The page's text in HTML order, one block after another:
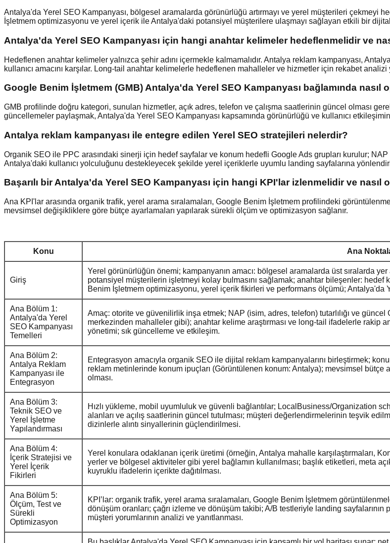
Antalya'da Yerel SEO Kampanyası, bölgesel aramalarda görünürlüğü artırmayı ve yerel müşterileri çekmeyi
İşletmem optimizasyonu ve yerel içerik ile Antalya'daki potansiyel müşterilere ulaşmayı sağlayan etkili bir dijital
Antalya'da Yerel SEO Kampanyası için hangi anahtar kelimeler hedeflenmelidir ve
Hedeflenen anahtar kelimeler yalnızca şehir adını içermekle kalmamalıdır. Antalya reklam kampanyası,
kullanıcı amacını karşılar. Long-tail anahtar kelimelerle hedeflenen mahalleler ve hizmetler için rekabet analizi
Google Benim İşletmem (GMB) Antalya'da Yerel SEO Kampanyası bağlamında nasıl
GMB profilinde doğru kategori, sunulan hizmetler, açık adres, telefon ve çalışma saatlerinin güncel olması
güncellemeler paylaşmak, Antalya'da Yerel SEO Kampanyası kapsamında görünürlüğü ve kullanıcı etkileşimini
Antalya reklam kampanyası ile entegre edilen Yerel SEO stratejileri nelerdir?
Organik SEO ile PPC arasındaki sinerji için hedef sayfalar ve konum hedefli Google Ads grupları kurulur;
Antalya'daki kullanıcı yolculuğunu destekleyecek şekilde yerel içeriklerle uyumlu landing sayfalarına
Başarılı bir Antalya'da Yerel SEO Kampanyası için hangi KPI'lar izlenmelidir ve nasıl
Ana KPI'lar arasında organik trafik, yerel arama sıralamaları, Google Benim İşletmem profilindeki
mevsimsel değişikliklere göre bütçe ayarlamaları yapılarak sürekli ölçüm ve optimizasyon sağlanır.
Konu Ana
Giriş
Yerel görünürlüğün önemi; kampanyanın amacı: bölgesel aramalarda üst sıralarda
potansiyel müşterilerin işletmeyi kolay bulmasını sağlamak; anahtar bileşenler: hedef
Benim İşletmem optimizasyonu, yerel içerik fikirleri ve performans ölçümü; Antalya'da
Ana Bölüm 1:
Antalya'da Yerel
SEO Kampanyası
Temelleri
Amaç: otorite ve güvenilirlik inşa etmek; NAP (isim, adres, telefon) tutarlılığı ve
merkezinden mahalleler gibi); anahtar kelime araştırması ve long-tail ifadelerle rakip
yönetimi; sık güncelleme ve etkileşim.
Ana Bölüm 2:
Antalya Reklam
Kampanyası ile
Entegrasyon
Entegrasyon amacıyla organik SEO ile dijital reklam kampanyalarını birleştirmek;
reklam metinlerinde konum ipuçları (Görüntülenen konum: Antalya); mevsimsel bütçe
olması.
Ana Bölüm 3:
Teknik SEO ve
Yerel İşletme
Yapılandırması
Hızlı yükleme, mobil uyumluluk ve güvenli bağlantılar; LocalBusiness/Organization
alanları ve açılış saatlerinin güncel tutulması; müşteri değerlendirmelerinin teşvik
dizinlerle alıntı sinyallerinin güçlendirilmesi.
Ana Bölüm 4:
İçerik Stratejisi ve
Yerel İçerik
Fikirleri
Yerel konulara odaklanan içerik üretimi (örneğin, Antalya mahalle karşılaştırmaları,
yerler ve bölgesel aktiviteler gibi yerel bağlamın kullanılması; başlık etiketleri, meta
kuyruklu ifadelerin içerikte dağıtılması.
Ana Bölüm 5:
Ölçüm, Test ve
Sürekli
Optimizasyon
KPI’lar: organik trafik, yerel arama sıralamaları, Google Benim İşletmem
dönüşüm oranları; çağrı izleme ve dönüşüm takibi; A/B testleriyle landing
müşteri yorumlarının analizi ve yanıtlanması.